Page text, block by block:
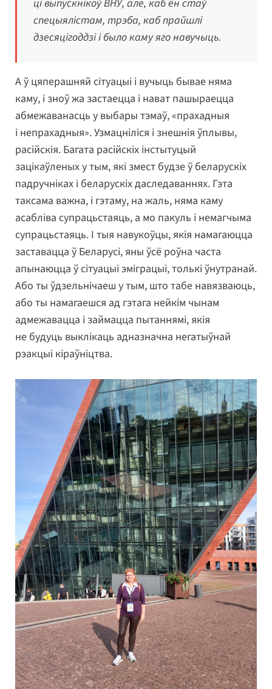
ці выпускнікоў ВНУ, але, каб ён стаў
спецыялістам, трэба, каб прайшлі
дзесяцігоддзі і было каму яго навучыць.
А ў цяперашняй сітуацыі і вучыць бывае няма
каму, і зноў жа застаецца і нават пашыраецца
абмежаванасць у выбары тэмаў, «прахадныя
і непрахадныя». Узмацніліся і знешнія ўплывы,
расійскія. Багата расійскіх інстытуцый
зацікаўленых у тым, які змест будзе ў беларускіх
падручніках і беларускіх даследаваннях. Гэта
таксама важна, і гэтаму, на жаль, няма каму
асабліва супрацьстаяць, а мо пакуль і немагчыма
супрацьстаяць. І тыя навукоўцы, якія намагаюцца
заставацца ў Беларусі, яны ўсё роўна часта
апынаюцца ў сітуацыі эміграцыі, толькі ўнутранай.
Або ты ўдзельнічаеш у тым, што табе навязваюць,
або ты намагаешся ад гэтага нейкім чынам
адмежавацца і займацца пытаннямі, якія
не будуць выклікаць адназначна негатыўнай
рэакцыі кіраўніцтва.